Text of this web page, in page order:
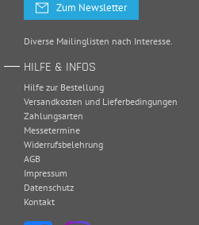
Zum Newsletter
Diverse Mailinglisten nach Interesse.
HILFE & INFOS
Hilfe zur Bestellung
Versandkosten und Lieferbedingungen
Zahlungsarten
Messetermine
Widerrufsbelehrung
AGB
Impressum
Datenschutz
Kontakt